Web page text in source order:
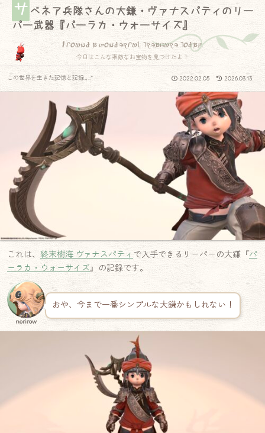
サ ベネア兵隊さんの大鎌・ヴァナスパティのリー
パー武器『パーラカ・ウォーサイズ』
I found a wonderful treasure today.
今日はこんな素敵なお宝物を見つけたよ！
2022.02.05 2026.03.13
この世界を生きた記憶と記録.｡.:*
これは、 終末樹海 ヴァナスパティ で入手できるリーパーの大鎌『パ
ーラカ・ウォーサイズ』の記録です。
norirow
おや、今まで一番シンプルな大鎌かもしれない！